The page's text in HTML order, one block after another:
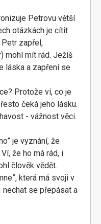
Petrovu větší
otázkách je cítit
zapřel,
mohl mít rád. Ježíš
láska a zapření se
Protože ví, co je
čeká jeho lásku.
- vážnost věci.
je vyznání, že
že ho má rád, i
člověk vědět.
která má svoji v
se přepásat a